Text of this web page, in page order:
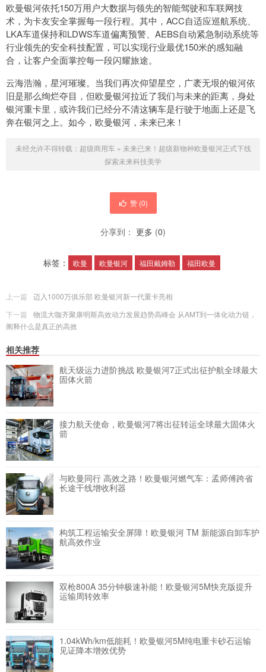
欧曼银河依托150万用户大数据与领先的智能驾驶和车联网技
术，为卡友安全掌握每一段行程。其中，ACC自适应巡航系统、
LKA车道保持和LDWS车道偏离预警、AEBS自动紧急制动系统等
行业领先的安全科技配置，可以实现行业最优150米的感知融
合，让客户全面掌控每一段闪耀旅途。
云海浩瀚，星河璀璨。当我们再次仰望星空，广袤无垠的银河依
旧是那么绚烂夺目，但欧曼银河拉近了我们与未来的距离，身处
银河重卡里，或许我们已经分不清这辆车是行驶于地面上还是飞
奔在银河之上。如今，欧曼银河，未来已来！
未经允许不得转载： 超级商用车» 未来已来！超级新物种欧曼银河正式下线
探索未来科技美学
赞 (0)
分享到： 更多 (0)
标签： 欧曼 欧曼银河 福田戴姆勒 福田欧曼
上一篇
迈入1000万俱乐部 欧曼银河新一代重卡亮相
下一篇
物流大咖齐聚康明斯高效动力发展趋势高峰会 从AMT到一体化动力链，
阐释什么是真正的高效
相关推荐
航天级运力进阶挑战 欧曼银河7正式出征护航全球最大
固体火箭
接力航天使命，欧曼银河7将出征转运全球最大固体火
箭
与欧曼同行 高效之路！欧曼银河燃气车：孟师傅跨省
长途干线增收利器
构筑工程运输安全屏障！欧曼银河 TM 新能源自卸车护
航高效作业
双枪800A 35分钟极速补能！欧曼银河5M快充版提升
运输周转效率
1.04kWh/km低能耗！欧曼银河5M纯电重卡砂石运输
见证降本增效优势